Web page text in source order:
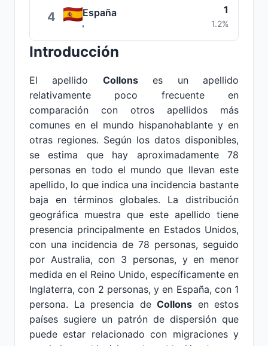
4 España 1
1.2%
Introducción
El apellido Collonses un apellido
relativamente poco frecuente en
comparación con otros apellidos más
comunes en el mundo hispanohablante y en
otras regiones. Según los datos disponibles,
se estima que hay aproximadamente 78
personas en todo el mundo que llevan este
apellido, lo que indica una incidencia bastante
baja en términos globales. La distribución
geográfica muestra que este apellido tiene
presencia principalmente en Estados Unidos,
con una incidencia de 78 personas, seguido
por Australia, con 3 personas, y en menor
medida en el Reino Unido, específicamente en
Inglaterra, con 2 personas, y en España, con 1
persona. La presencia de Collons en estos
países sugiere un patrón de dispersión que
puede estar relacionado con migraciones y